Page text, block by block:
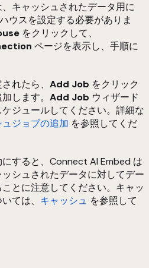
キャッシュされたデータ用に
ウスを設定する必要がありま
をクリックして、
ページを表示し、手順に
れたら、 Add Job をクリック
します。 Add Job ウィザード
ジュールしてください。詳細な
ジョブの追加 を参照してくだ
すると、Connect AI Embed は
シュされたデータに対してデー
とに注意してください。キャッ
ては、 キャッシュ を参照して